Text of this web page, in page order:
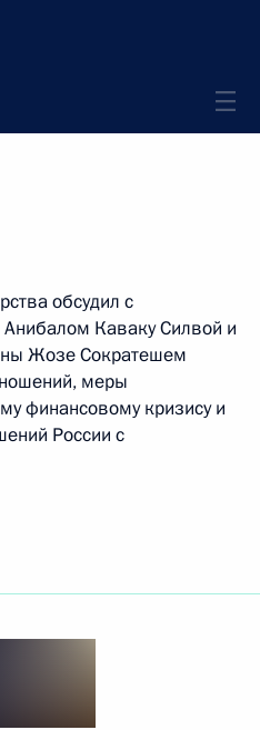
обсудил с
Каваку Силвой и
Жозе Сократешем
меры
финансовому кризису и
России с